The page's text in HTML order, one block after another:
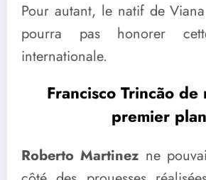
Pour autant, le natif de
pourra pas honorer
internationale.
Francisco Trincão
premier plan
Roberto Martinez ne